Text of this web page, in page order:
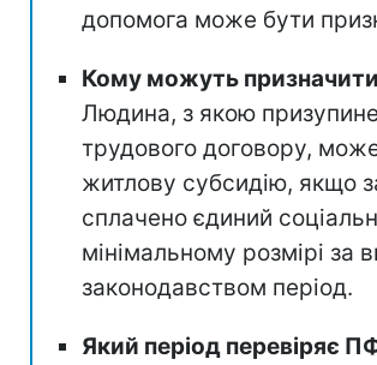
допомога може бути
Кому можуть
Людина, з якою
трудового договору,
житлову субсидію, якщо
сплачено єдиний
мінімальному розмірі за
законодавством період.
Який період перевіряє